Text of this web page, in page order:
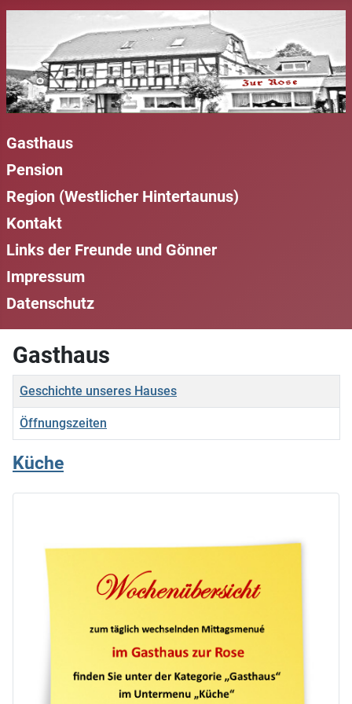
Gasthaus
Pension
Region (Westlicher Hintertaunus)
Kontakt
Links der Freunde und Gönner
Impressum
Datenschutz
Gasthaus
Titel
Geschichte unseres Hauses
Öffnungszeiten
Küche